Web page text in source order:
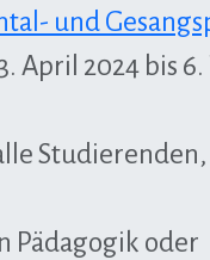
und
April 2024 bis
Pädagogik oder